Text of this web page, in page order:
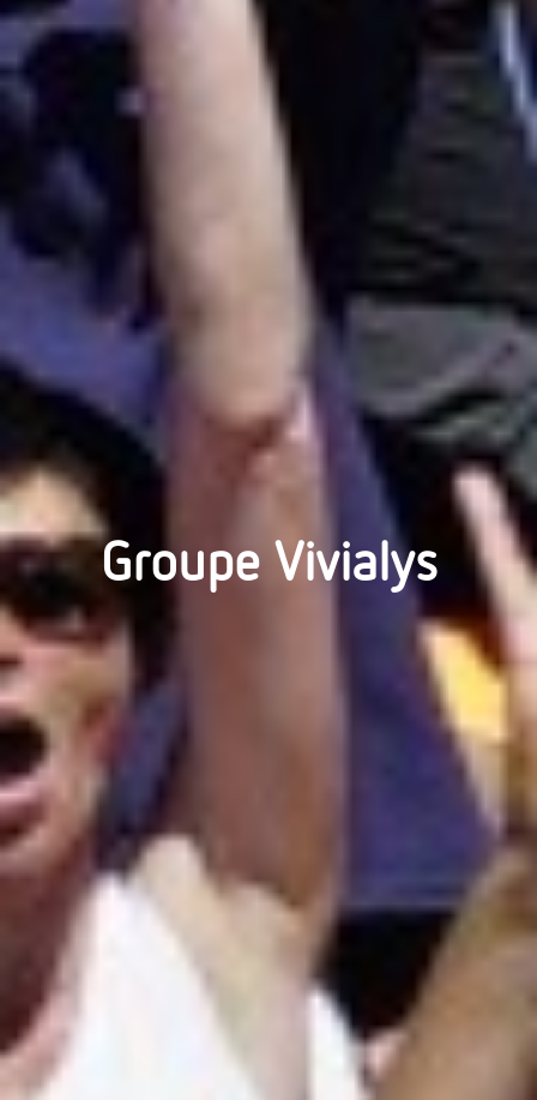
Groupe Vivialys